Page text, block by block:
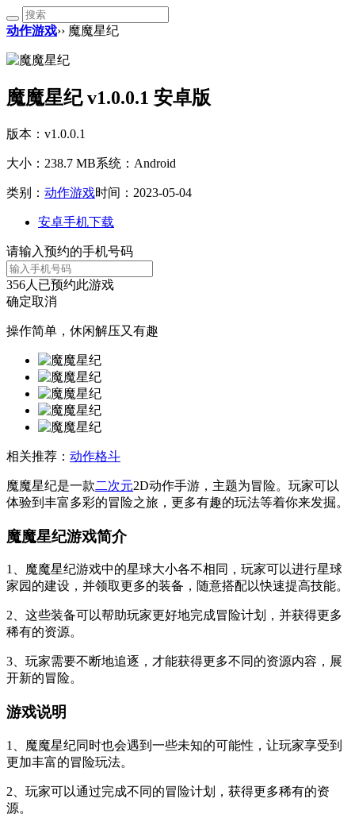
动作游戏›› 魔魔星纪
魔魔星纪 v1.0.0.1 安卓版
版本：v1.0.0.1
大小：238.7 MB系统：Android
类别： 动作游戏时间：2023-05-04
安卓手机下载
请输入预约的手机号码
356人已预约此游戏
确定取消
操作简单，休闲解压又有趣
相关推荐： 动作格斗
魔魔星纪是一款二次元2D动作手游，主题为冒险。玩家可以
体验到丰富多彩的冒险之旅，更多有趣的玩法等着你来发掘。
魔魔星纪游戏简介
1、魔魔星纪游戏中的星球大小各不相同，玩家可以进行星球
家园的建设，并领取更多的装备，随意搭配以快速提高技能。
2、这些装备可以帮助玩家更好地完成冒险计划，并获得更多
稀有的资源。
3、玩家需要不断地追逐，才能获得更多不同的资源内容，展
开新的冒险。
游戏说明
1、魔魔星纪同时也会遇到一些未知的可能性，让玩家享受到
更加丰富的冒险玩法。
2、玩家可以通过完成不同的冒险计划，获得更多稀有的资
源。